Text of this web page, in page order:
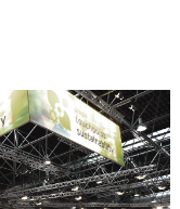
SHOWAの考え